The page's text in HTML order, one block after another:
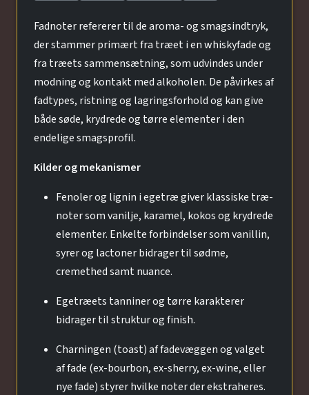
Fadnoter refererer til de aroma- og smagsindtryk,
der stammer primært fra træet i en whiskyfade og
fra træets sammensætning, som udvindes under
modning og kontakt med alkoholen. De påvirkes af
fadtypes, ristning og lagringsforhold og kan give
både søde, krydrede og tørre elementer i den
endelige smagsprofil.
Kilder og mekanismer
Fenoler og lignin i egetræ giver klassiske træ-
noter som vanilje, karamel, kokos og krydrede
elementer. Enkelte forbindelser som vanillin,
syrer og lactoner bidrager til sødme,
cremethed samt nuance.
Egetræets tanniner og tørre karakterer
bidrager til struktur og finish.
Charningen (toast) af fadevæggen og valget
af fade (ex-bourbon, ex-sherry, ex-wine, eller
nye fade) styrer hvilke noter der ekstraheres.